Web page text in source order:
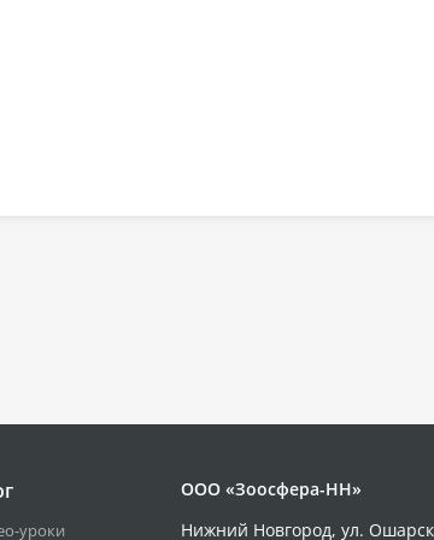
уроки
ООО «Зоосфера-НН»
Нижний Новгород, ул.